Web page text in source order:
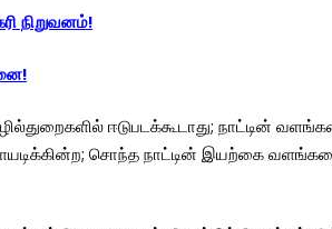
நிறுவனம்!
ஈடுபடக்கூடாது; நாட்டின்
சொந்த நாட்டின் இயற்கை